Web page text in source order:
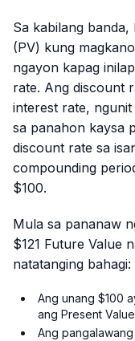
Sa kabilang
(PV) kung
ngayon kapag
rate. Ang discount
interest rate,
sa panahon kaysa
discount rate sa
compounding
$100.
Mula sa pananaw
$121 Future Value
natatanging bahagi:
Ang unang $100
ang Present
Ang